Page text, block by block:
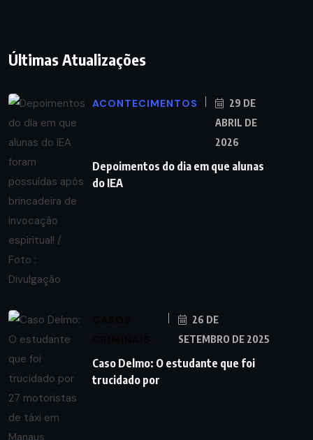
Últimas Atualizações
ACONTECIMENTOS
29 DE
ABRIL DE
2026
Depoimentos do dia em que alunas
do IEA
26 DE
SETEMBRO DE 2025
Caso Delmo: O estudante que foi
trucidado por